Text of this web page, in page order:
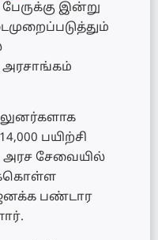
பேருக்கு இன்று
பயிற்சி
அரச சேவையில்
பண்டார